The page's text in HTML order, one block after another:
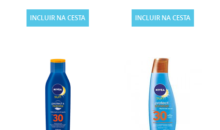
INCLUIR NA CESTA INCLUIR NA CESTA